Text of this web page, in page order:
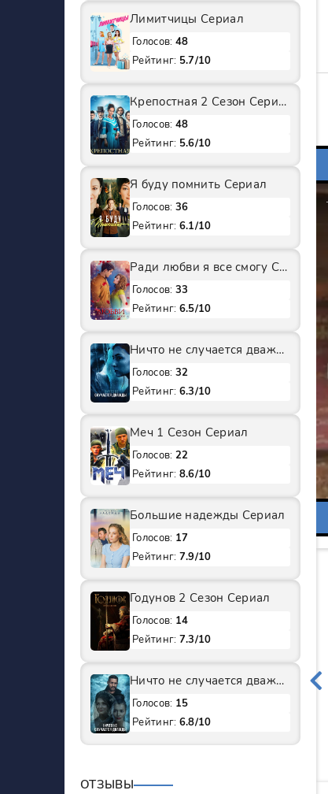
Лимитчицы Сериал
Голосов: 48
Рейтинг: 5.7/10
Крепостная 2 Сезон Сериал
Голосов: 48
Рейтинг: 5.6/10
Я буду помнить Сериал
Голосов: 36
Рейтинг: 6.1/10
Ради любви я все смогу Сериал
Голосов: 33
Рейтинг: 6.5/10
Ничто не случается дважды 2 Сезон Сериал
Голосов: 32
Рейтинг: 6.3/10
Меч 1 Сезон Сериал
Голосов: 22
Рейтинг: 8.6/10
Большие надежды Сериал
Голосов: 17
Рейтинг: 7.9/10
Годунов 2 Сезон Сериал
Голосов: 14
Рейтинг: 7.3/10
Ничто не случается дважды 1 Сезон Сериал
Голосов: 15
Рейтинг: 6.8/10
ОТЗЫВЫ